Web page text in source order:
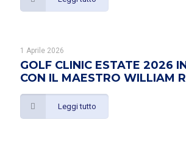
1 Aprile 2026
GOLF CLINIC ESTATE 2026
CON IL MAESTRO WILLIAM
Leggi tutto